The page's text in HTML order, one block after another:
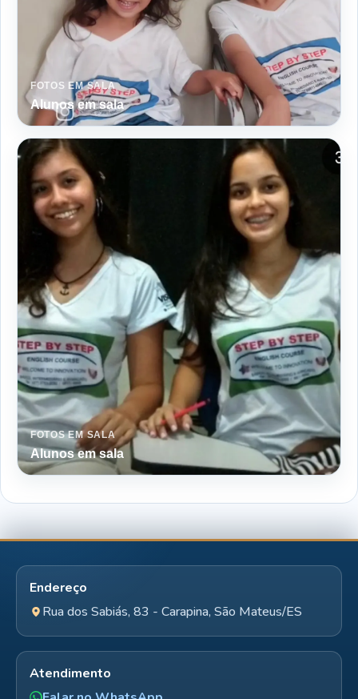
FOTOS EM SALA
Alunos em sala
FOTOS EM SALA
Alunos em sala
Endereço
Rua dos Sabiás, 83 - Carapina, São Mateus/ES
Atendimento